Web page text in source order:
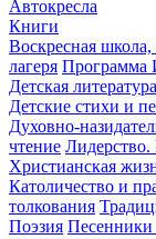
Автокресла
Книги
Воскресная школа,
лагеря Программа
Детская литература
Детские стихи и
Духовно-
чтение
Христианская
Католичество и
толкования
Поэзия Песенники